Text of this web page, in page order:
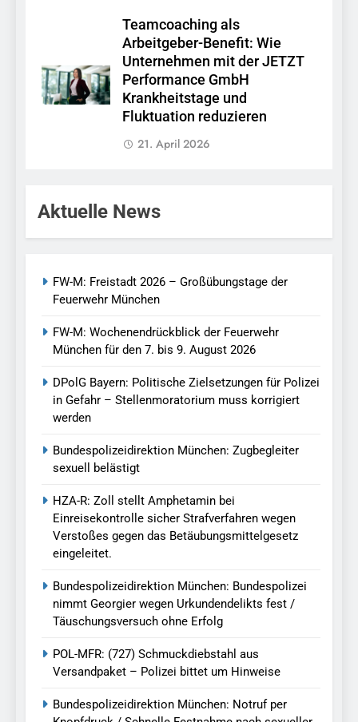
Teamcoaching als
Arbeitgeber-Benefit: Wie
Unternehmen mit der JETZT
Performance GmbH
Krankheitstage und
Fluktuation reduzieren
21. April 2026
Aktuelle News
FW-M: Freistadt 2026 – Großübungstage der
Feuerwehr München
FW-M: Wochenendrückblick der Feuerwehr
München für den 7. bis 9. August 2026
DPolG Bayern: Politische Zielsetzungen für Polizei
in Gefahr – Stellenmoratorium muss korrigiert
werden
Bundespolizeidirektion München: Zugbegleiter
sexuell belästigt
HZA-R: Zoll stellt Amphetamin bei
Einreisekontrolle sicher Strafverfahren wegen
Verstoßes gegen das Betäubungsmittelgesetz
eingeleitet.
Bundespolizeidirektion München: Bundespolizei
nimmt Georgier wegen Urkundendelikts fest /
Täuschungsversuch ohne Erfolg
POL-MFR: (727) Schmuckdiebstahl aus
Versandpaket – Polizei bittet um Hinweise
Bundespolizeidirektion München: Notruf per